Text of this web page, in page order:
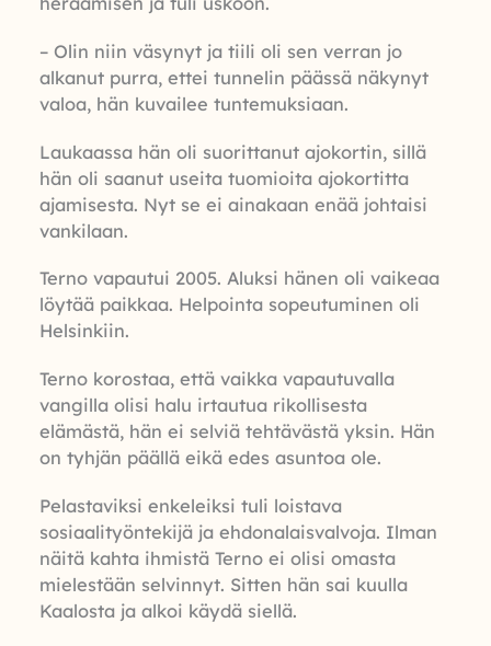
– Olin niin väsynyt ja tiili oli sen verran jo
alkanut purra, ettei tunnelin päässä näkynyt
valoa, hän kuvailee tuntemuksiaan.
Laukaassa hän oli suorittanut ajokortin, sillä
hän oli saanut useita tuomioita ajokortitta
ajamisesta. Nyt se ei ainakaan enää johtaisi
vankilaan.
Terno vapautui 2005. Aluksi hänen oli vaikeaa
löytää paikkaa. Helpointa sopeutuminen oli
Helsinkiin.
Terno korostaa, että vaikka vapautuvalla
vangilla olisi halu irtautua rikollisesta
elämästä, hän ei selviä tehtävästä yksin. Hän
on tyhjän päällä eikä edes asuntoa ole.
Pelastaviksi enkeleiksi tuli loistava
sosiaalityöntekijä ja ehdonalaisvalvoja. Ilman
näitä kahta ihmistä Terno ei olisi omasta
mielestään selvinnyt. Sitten hän sai kuulla
Kaalosta ja alkoi käydä siellä.